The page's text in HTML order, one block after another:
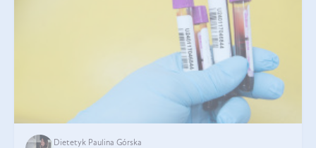
Dietetyk Paulina Górska